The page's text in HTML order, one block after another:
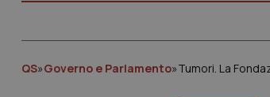
QS»Governo e Parlamento»Tumori. La